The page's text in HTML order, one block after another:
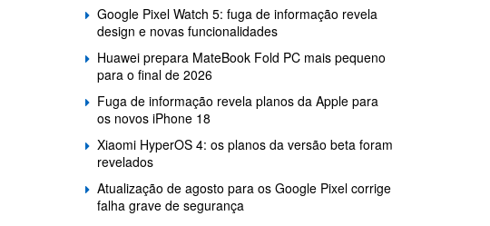
Google Pixel Watch 5: fuga de informação revela
design e novas funcionalidades
Huawei prepara MateBook Fold PC mais pequeno
para o final de 2026
Fuga de informação revela planos da Apple para
os novos iPhone 18
Xiaomi HyperOS 4: os planos da versão beta foram
revelados
Atualização de agosto para os Google Pixel corrige
falha grave de segurança